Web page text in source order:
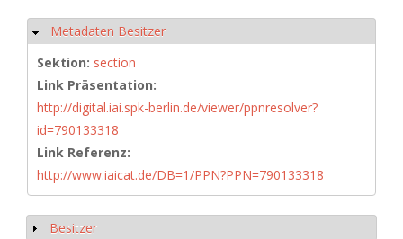
Ausblenden
Metadaten Besitzer
Sektion: section
Link Präsentation:
http://digital.iai.spk-berlin.de/viewer/ppnresolver?
id=790133318
Link Referenz:
http://www.iaicat.de/DB=1/PPN?PPN=790133318
Anzeigen
Besitzer